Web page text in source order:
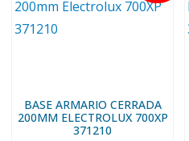
BASE ARMARIO CERRADA
200MM ELECTROLUX 700XP
371210